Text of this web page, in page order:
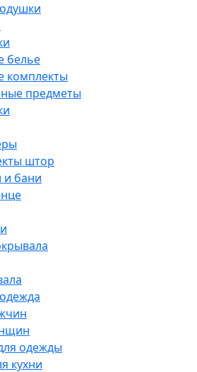
белье
комплекты
предметы
штор
и бани
одежды
кухни